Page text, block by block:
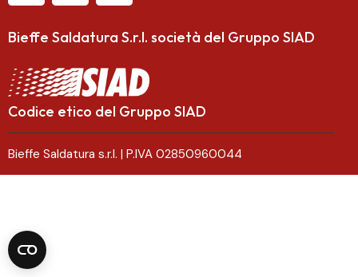
Bieffe Saldatura S.r.l. società del Gruppo SIAD
Codice etico del Gruppo SIAD
Bieffe Saldatura s.r.l. | P.IVA 02850960044